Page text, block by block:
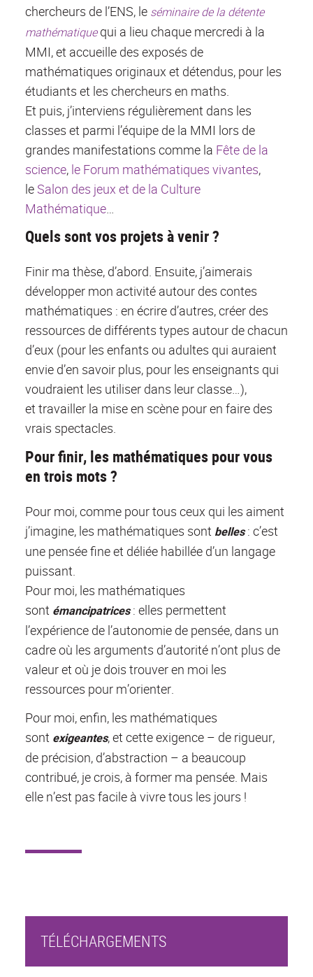
chercheurs de l’ENS, le séminaire de la détente
mathématiquequi a lieu chaque mercredi à la
MMI, et accueille des exposés de
mathématiques originaux et détendus, pour les
étudiants et les chercheurs en maths.
Et puis, j’interviens régulièrement dans les
classes et parmi l’équipe de la MMI lors de
grandes manifestations comme la Fête de la
science, le Forum mathématiques vivantes,
leSalon des jeux et de la Culture
Mathématique
Quels sont vos projets à venir ?
Finir ma thèse, d’abord. Ensuite, j’aimerais
développer mon activité autour des contes
mathématiques : en écrire d’autres, créer des
ressources de différents types autour de chacun
d’eux (pour les enfants ou adultes qui auraient
envie d’en savoir plus, pour les enseignants qui
voudraient les utiliser dans leur classe…),
et travailler la mise en scène pour en faire des
vrais spectacles.
Pour finir, les mathématiques pour vous
en trois mots ?
Pour moi, comme pour tous ceux qui les aiment
j’imagine, les mathématiques sont belles : c’est
une pensée fine et déliée habillée d’un langage
puissant.
Pour moi, les mathématiques
sont émancipatrices: elles permettent
l’expérience de l’autonomie de pensée, dans un
cadre où les arguments d’autorité n’ont plus de
valeur et où je dois trouver en moi les
ressources pour m’orienter.
Pour moi, enfin, les mathématiques
sont exigeantes, et cette exigence – de rigueur,
de précision, d’abstraction – a beaucoup
contribué, je crois, à former ma pensée. Mais
elle n’est pas facile à vivre tous les jours !
TÉLÉCHARGEMENTS